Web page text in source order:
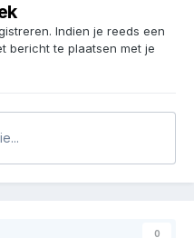
Indien je reeds een
bericht te plaatsen met je
0